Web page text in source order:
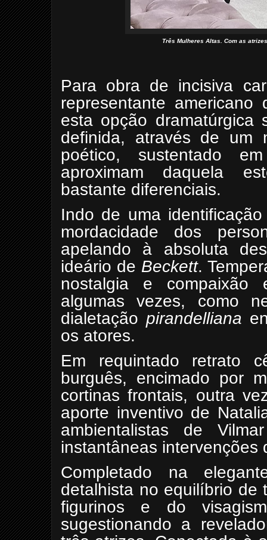
Três Mulheres Altas. Com as
Para obra de incisiva
representante
esta opção
definida, através de um
poético, sustentado
aproximam daquela
bastante diferenciais.
Indo de uma
mordacidade dos
apelando à absoluta
ideário de Beckett.
nostalgia e
algumas vezes, como
dialetaçãopirandelliana
os atores.
Em requintado retrato
burguês, encimado por
cortinas frontais, outra
aporte inventivo de
ambientalistas de
instantâneas intervenções
Completado na
detalhista no equilíbrio de
figurinos e do
sugestionando a